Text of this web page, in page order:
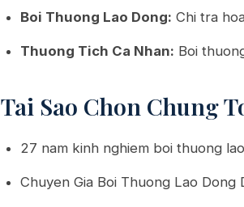
Boi Thuong Lao Dong: Chi tra
Thuong Tich Ca Nhan: Boi
Tai Sao Chon Chung
27 nam kinh nghiem boi thuong
Chuyen Gia Boi Thuong Lao Dong